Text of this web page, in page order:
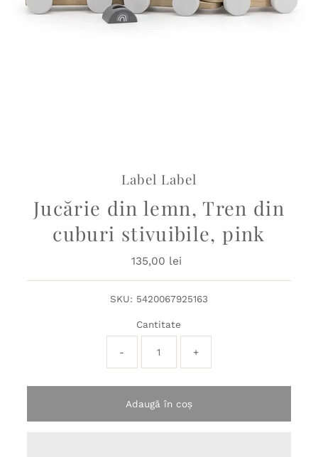
Label Label
Jucărie din lemn, Tren din
cuburi stivuibile, pink
Preț
135,00 lei
SKU: 5420067925163
Cantitate
- +
Adaugă în coș